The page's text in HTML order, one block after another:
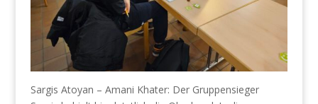
Sargis Atoyan – Amani Khater: Der Gruppensieger